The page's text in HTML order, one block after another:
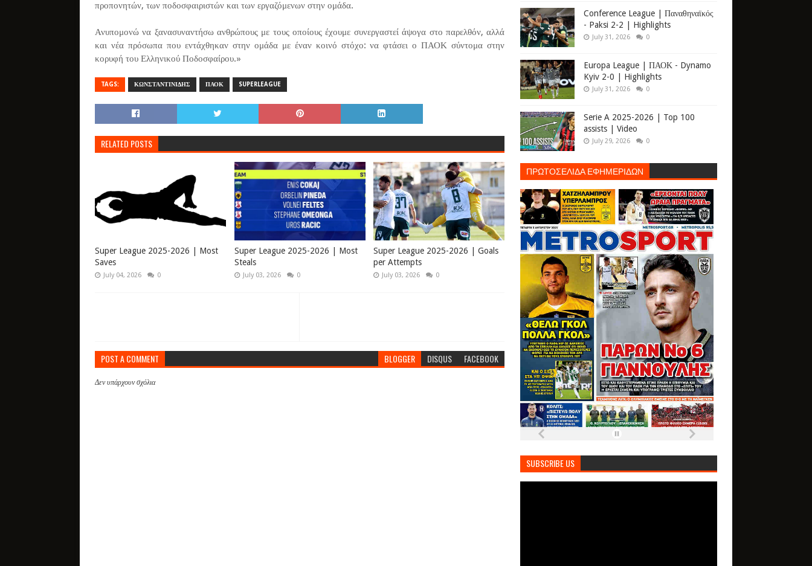
προπονητών, των ποδοσφαιριστών και των εργαζόμενων στην ομάδα.
Ανυπομονώ να ξανασυναντήσω ανθρώπους με τους οποίους έχουμε συνεργαστεί άψογα στο παρελθόν, αλλά
και νέα πρόσωπα που εντάχθηκαν στην ομάδα με έναν κοινό στόχο: να φτάσει ο ΠΑΟΚ σύντομα στην
κορυφή του Ελληνικού Ποδοσφαίρου.»
TAGS: ΚΩΝΣΤΑΝΤΙΝΙΔΗΣ ΠΑΟΚ SUPERLEAGUE
RELATED POSTS
Super League 2025-2026 | Most
Saves
July 04, 2026 0
Super League 2025-2026 | Most
Steals
July 03, 2026 0
Super League 2025-2026 | Goals
per Attempts
July 03, 2026 0
POST A COMMENT BLOGGER DISQUS FACEBOOK
Δεν υπάρχουν σχόλια
Conference League | Παναθηναϊκός
- Paksi 2-2 | Highlights
July 31, 2026 0
Europa League | ΠΑΟΚ - Dynamo
Kyiv 2-0 | Highlights
July 31, 2026 0
Serie A 2025-2026 | Top 100
assists | Video
July 29, 2026 0
ΠΡΩΤΟΣΕΛΙΔΑ ΕΦΗΜΕΡΙΔΩΝ
SUBSCRIBE US